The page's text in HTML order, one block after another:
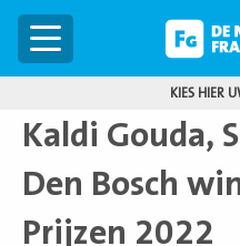
Menu
KIES HIER
Kaldi Gouda,
Den Bosch
Prijzen 2022